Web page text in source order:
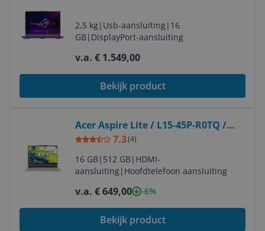
2,5 kg| Usb-aansluiting| 16
GB| DisplayPort-aansluiting
v.a. € 1.549,00
Bekijk product
Acer Aspire Lite / L15-45P-R0TQ /
NX.DLMEH.001
7.3(4)
16 GB| 512 GB| HDMI-
aansluiting| Hoofdtelefoon aansluiting
v.a. € 649,00 -6%
Bekijk product